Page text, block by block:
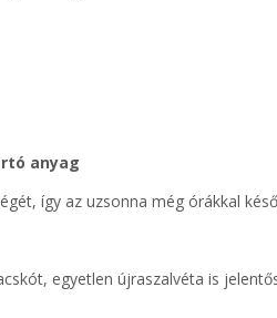
anyag
így az uzsonna még órákkal
egyetlen újraszalvéta is